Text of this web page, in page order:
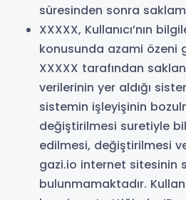
süresinden sonra
XXXXX, Kullanıcı’nın
konusunda azami özeni
XXXXX tarafından
verilerinin yer aldığı
sistemin işleyişinin
değiştirilmesi suretiyle
edilmesi, değiştirilmesi
gazi.io internet sitesinin
bulunmamaktadır.